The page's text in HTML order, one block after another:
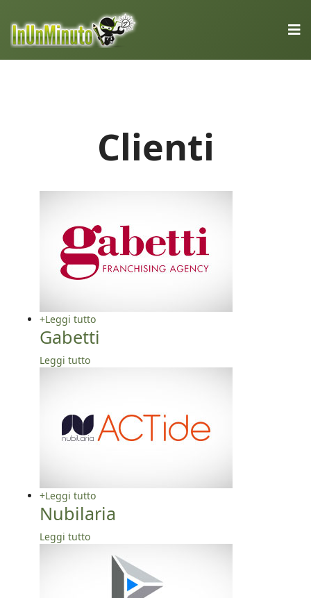
Clienti
+Leggi tutto
Gabetti
Leggi tutto
+Leggi tutto
Nubilaria
Leggi tutto